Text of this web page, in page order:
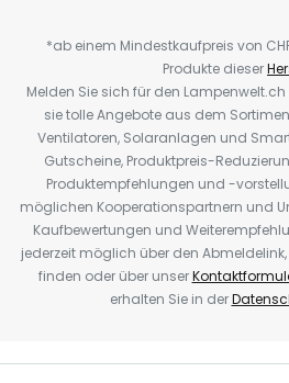
*ab einem Mindestkaufpreis von
Produkte dieser
Melden Sie sich für den
sie tolle Angebote aus dem
Ventilatoren, Solaranlagen und
Gutscheine, Produktpreis-
Produktempfehlungen und -
möglichen Kooperationspartnern und
Kaufbewertungen und
jederzeit möglich über den
finden oder über unser
erhalten Sie in der